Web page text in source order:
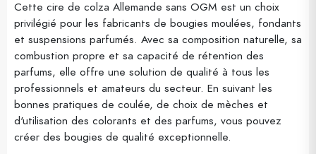
Cette cire de colza Allemande sans OGM est un choix
privilégié pour les fabricants de bougies moulées, fondants
et suspensions parfumés. Avec sa composition naturelle, sa
combustion propre et sa capacité de rétention des
parfums, elle offre une solution de qualité à tous les
professionnels et amateurs du secteur. En suivant les
bonnes pratiques de coulée, de choix de mèches et
d'utilisation des colorants et des parfums, vous pouvez
créer des bougies de qualité exceptionnelle.